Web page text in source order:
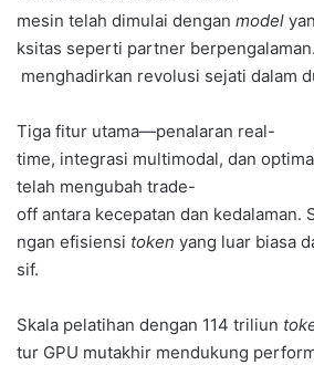
mesin telah dimulai dengan model
ksitas seperti partner
menghadirkan revolusi sejati dalam
Tiga fitur utama—penalaran real-
time, integrasi multimodal, dan
telah mengubah trade-
off antara kecepatan dan kedalaman.
ngan efisiensi token yang luar biasa
sif.
Skala pelatihan dengan 114 triliun
tur GPU mutakhir mendukung